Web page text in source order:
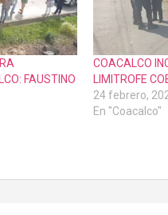
FAUSTINO
COACALCO
LIMITROFE
24 febrero,
En "Coacalco"